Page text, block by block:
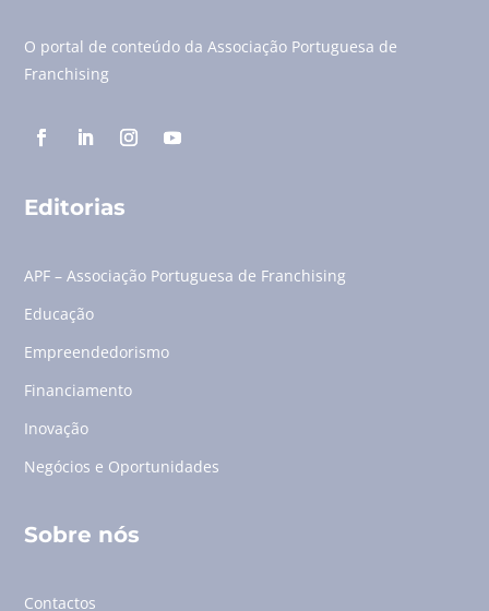
O portal de conteúdo da Associação Portuguesa de
Franchising
Editorias
APF – Associação Portuguesa de Franchising
Educação
Empreendedorismo
Financiamento
Inovação
Negócios e Oportunidades
Sobre nós
Contactos